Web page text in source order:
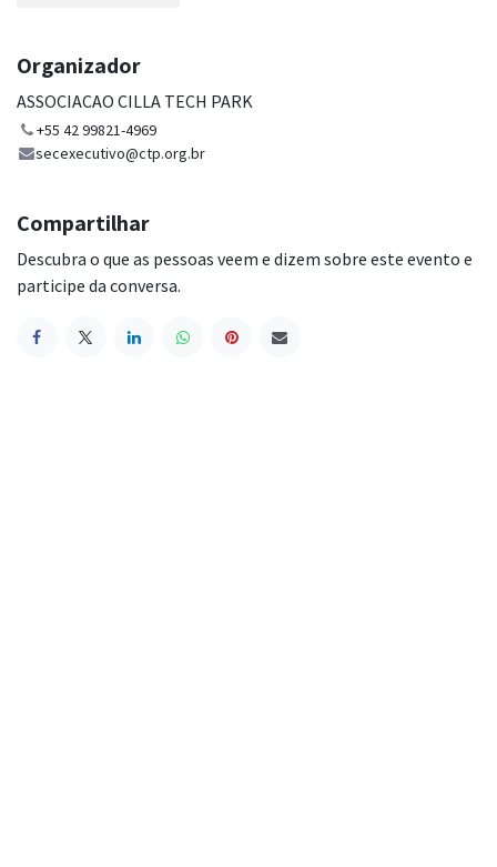
Organizador
ASSOCIACAO CILLA TECH PARK
+55 42 99821-4969
secexecutivo@ctp.org.br
Compartilhar
Descubra o que as pessoas veem e dizem sobre este evento e
participe da conversa.